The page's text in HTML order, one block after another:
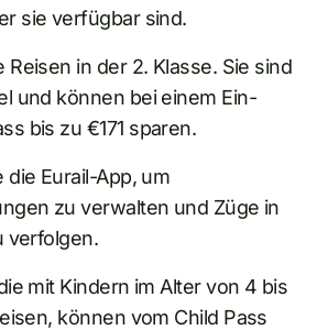
sie verfügbar sind.
Reisen in der 2. Klasse. Sie sind
und können bei einem Ein-
bis zu €171 sparen.
die Eurail-App, um
zu verwalten und Züge in
verfolgen.
mit Kindern im Alter von 4 bis
können vom Child Pass